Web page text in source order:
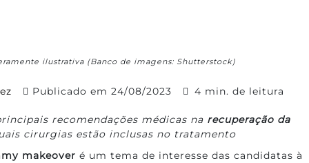
ilustrativa (Banco de imagens: Shutterstock)
Publicado em 24/08/2023 4 min. de leitura
recomendações médicas na recuperação da
cirurgias estão inclusas no tratamento
makeover é um tema de interesse das candidatas à